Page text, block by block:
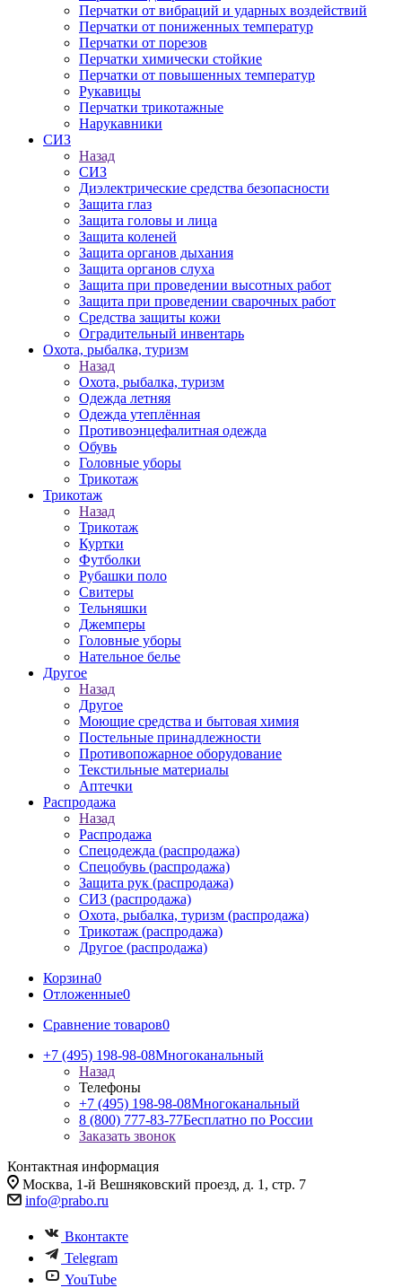
Перчатки от вибраций и ударных воздействий
Перчатки от пониженных температур
Перчатки от порезов
Перчатки химически стойкие
Перчатки от повышенных температур
Рукавицы
Перчатки трикотажные
Нарукавники
СИЗ
Назад
СИЗ
Диэлектрические средства безопасности
Защита глаз
Защита головы и лица
Защита коленей
Защита органов дыхания
Защита органов слуха
Защита при проведении высотных работ
Защита при проведении сварочных работ
Средства защиты кожи
Оградительный инвентарь
Охота, рыбалка, туризм
Назад
Охота, рыбалка, туризм
Одежда летняя
Одежда утеплённая
Противоэнцефалитная одежда
Обувь
Головные уборы
Трикотаж
Трикотаж
Назад
Трикотаж
Куртки
Футболки
Рубашки поло
Свитеры
Тельняшки
Джемперы
Головные уборы
Нательное белье
Другое
Назад
Другое
Моющие средства и бытовая химия
Постельные принадлежности
Противопожарное оборудование
Текстильные материалы
Аптечки
Распродажа
Назад
Распродажа
Спецодежда (распродажа)
Спецобувь (распродажа)
Защита рук (распродажа)
СИЗ (распродажа)
Охота, рыбалка, туризм (распродажа)
Трикотаж (распродажа)
Другое (распродажа)
Корзина0
Отложенные0
Сравнение товаров0
+7 (495) 198-98-08Многоканальный
Назад
Телефоны
+7 (495) 198-98-08Многоканальный
8 (800) 777-83-77Бесплатно по России
Заказать звонок
Контактная информация
Москва, 1-й Вешняковский проезд, д. 1, стр. 7
info@prabo.ru
Вконтакте
Telegram
YouTube